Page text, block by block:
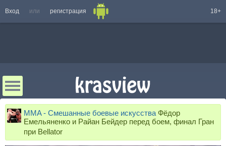
Вход или регистрация 18+
MMA - Смешанные боевые искусства Фёдор
Емельяненко и Райан Бейдер перед боем, финал Гран
при Bellator